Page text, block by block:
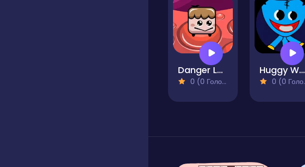
Danger Land
0 (0 Голосів)
Huggy Wuggy Run
0 (0 Голосів)